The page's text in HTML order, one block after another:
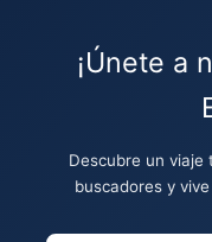
¡Únete a
Descubre un
buscadores y